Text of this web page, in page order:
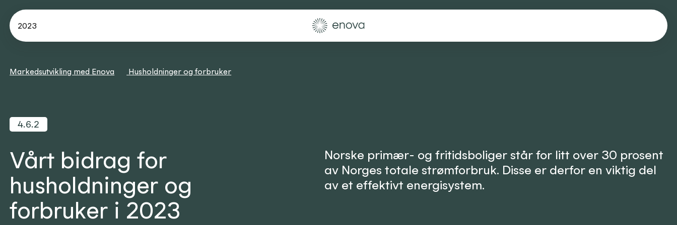
2023
Markedsutvikling med Enova Husholdninger og forbruker
4.6.2
Vårt bidrag for
husholdninger og
forbruker i 2023
Norske primær- og fritidsboliger står for litt over 30 prosent
av Norges totale strømforbruk. Disse er derfor en viktig del
av et effektivt energisystem.